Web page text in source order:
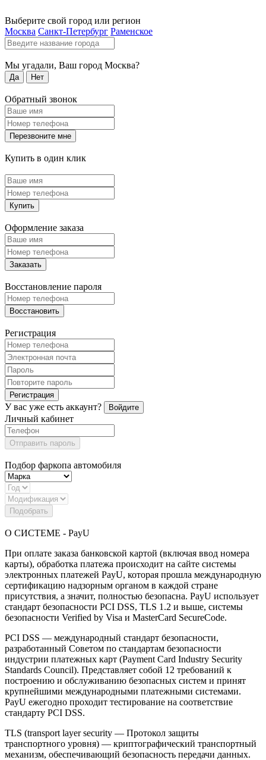
Выберите свой город или регион
Москва Санкт-Петербург Раменское
Мы угадали, Ваш город Москва?
Да Нет
Обратный звонок
Перезвоните мне
Купить в один клик
Купить
Оформление заказа
Заказать
Восстановление пароля
Восстановить
Регистрация
Регистрация
У вас уже есть аккаунт? Войдите
Личный кабинет
Отправить пароль
Подбор фаркопа автомобиля
Подобрать
О СИСТЕМЕ - PayU
При оплате заказа банковской картой (включая ввод номера
карты), обработка платежа происходит на сайте системы
электронных платежей PayU, которая прошла международную
сертификацию надзорным органом в каждой стране
присутствия, а значит, полностью безопасна. PayU использует
стандарт безопасности PCI DSS, TLS 1.2 и выше, системы
безопасности Verified by Visa и MasterCard SecureCode.
PCI DSS — международный стандарт безопасности,
разработанный Советом по стандартам безопасности
индустрии платежных карт (Payment Card Industry Security
Standards Council). Представляет собой 12 требований к
построению и обслуживанию безопасных систем и принят
крупнейшими международными платежными системами.
PayU ежегодно проходит тестирование на соответствие
стандарту PCI DSS.
TLS (transport layer security — Протокол защиты
транспортного уровня) — криптографический транспортный
механизм, обеспечивающий безопасность передачи данных.